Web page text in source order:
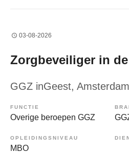
03-08-2026
Zorgbeveiliger in
GGZ inGeest, Amsterdam
FUNCTIE
Overige beroepen GGZ
OPLEIDINGSNIVEAU
MBO